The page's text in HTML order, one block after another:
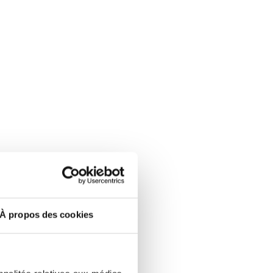
À propos des cookies